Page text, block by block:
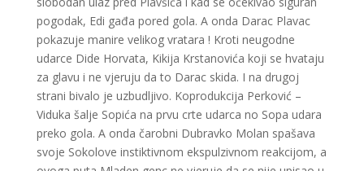
pogodak, Edi gađa pored gola. A onda Darac Plavac
pokazuje manire velikog vratara ! Kroti neugodne
udarce Dide Horvata, Kikija Krstanovića koji se hvataju
za glavu i ne vjeruju da to Darac skida. I na drugoj
strani bivalo je uzbudljivo. Koprodukcija Perković –
Viduka šalje Sopića na prvu crte udarca no Sopa udara
preko gola. A onda čarobni Dubravko Molan spašava
svoje Sokolove instiktivnom ekspulzivnom reakcijom, a